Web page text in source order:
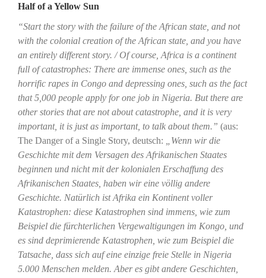
Half of a Yellow Sun
“Start the story with the failure of the African state, and not
with the colonial creation of the African state, and you have
an entirely different story. / Of course, Africa is a continent
full of catastrophes: There are immense ones, such as the
horrific rapes in Congo and depressing ones, such as the fact
that 5,000 people apply for one job in Nigeria. But there are
other stories that are not about catastrophe, and it is very
important, it is just as important, to talk about them.” (aus:
The Danger of a Single Story, deutsch:
„Wenn wir die
Geschichte mit dem Versagen des Afrikanischen Staates
beginnen und nicht mit der kolonialen Erschaffung des
Afrikanischen Staates, haben wir eine völlig andere
Geschichte. Natürlich ist Afrika ein Kontinent voller
Katastrophen: diese Katastrophen sind immens, wie zum
Beispiel die fürchterlichen Vergewaltigungen im Kongo, und
es sind deprimierende Katastrophen, wie zum Beispiel die
Tatsache, dass sich auf eine einzige freie Stelle in Nigeria
5.000 Menschen melden. Aber es gibt andere Geschichten,